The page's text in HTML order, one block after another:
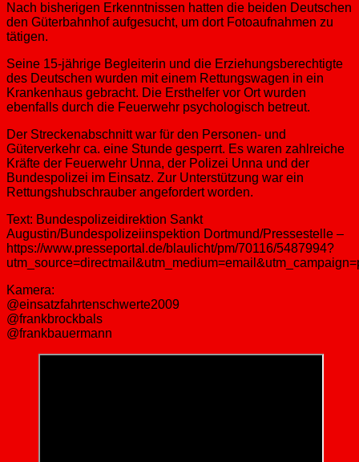
Nach bisherigen Erkenntnissen hatten die beiden Deutschen
den Güterbahnhof aufgesucht, um dort Fotoaufnahmen zu
tätigen.
Seine 15-jährige Begleiterin und die Erziehungsberechtigte
des Deutschen wurden mit einem Rettungswagen in ein
Krankenhaus gebracht. Die Ersthelfer vor Ort wurden
ebenfalls durch die Feuerwehr psychologisch betreut.
Der Streckenabschnitt war für den Personen- und
Güterverkehr ca. eine Stunde gesperrt. Es waren zahlreiche
Kräfte der Feuerwehr Unna, der Polizei Unna und der
Bundespolizei im Einsatz. Zur Unterstützung war ein
Rettungshubschrauber angefordert worden.
Text: Bundespolizeidirektion Sankt
Augustin/Bundespolizeiinspektion Dortmund/Pressestelle –
https://www.presseportal.de/blaulicht/pm/70116/5487994?
Kamera:
@einsatzfahrtenschwerte2009
@frankbrockbals
@frankbauermann ​